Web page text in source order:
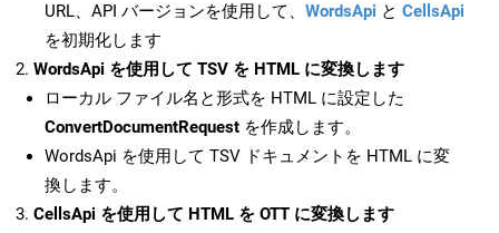
URL、API バージョンを使用して、 WordsApi と CellsApi
を初期化します
WordsApi を使用して TSV を HTML に変換します
ローカル ファイル名と形式を HTML に設定した
ConvertDocumentRequest を作成します。
WordsApi を使用して TSV ドキュメントを HTML に変
換します。
CellsApi を使用して HTML を OTT に変換します